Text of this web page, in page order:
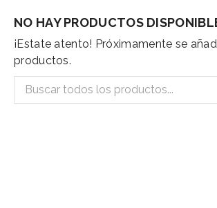
NO HAY PRODUCTOS
¡Estate atento! Próximamente se
productos.